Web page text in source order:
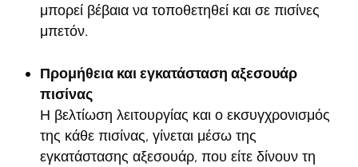
μπορεί βέβαια να τοποθετηθεί και σε πισίνες
μπετόν.
Προμήθεια και εγκατάσταση αξεσουάρ
πισίνας
Η βελτίωση λειτουργίας και ο εκσυγχρονισμός
της κάθε πισίνας, γίνεται μέσω της
εγκατάστασης αξεσουάρ, που είτε δίνουν τη